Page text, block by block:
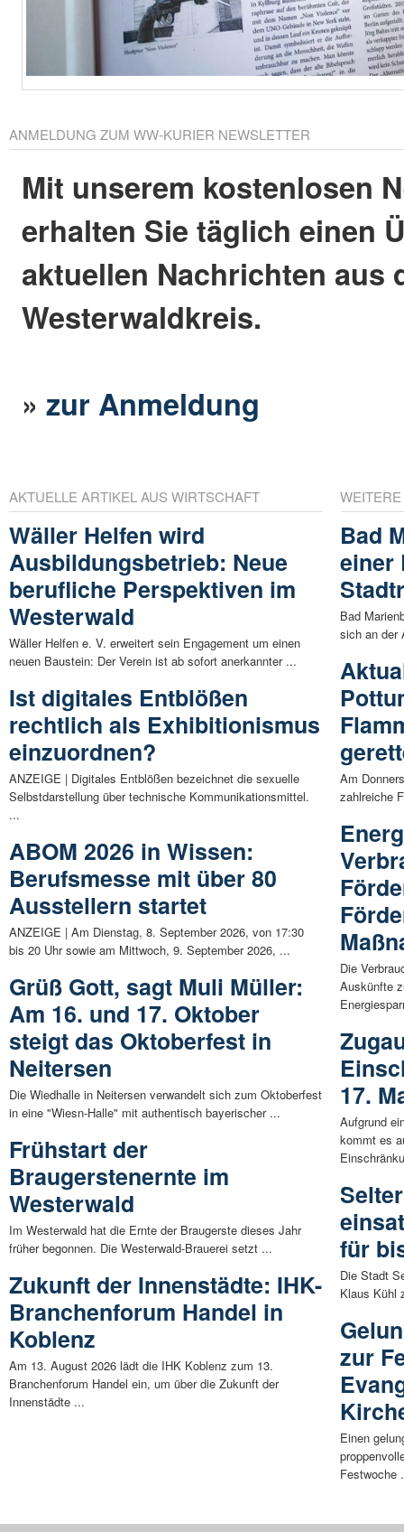
ANMELDUNG ZUM WW-KURIER NEWSLETTER
Mit unserem kostenlosen
erhalten Sie täglich einen
aktuellen Nachrichten aus
Westerwaldkreis.
»zur Anmeldung
AKTUELLE ARTIKEL AUS WIRTSCHAFT
Wäller Helfen wird
Ausbildungsbetrieb: Neue
berufliche Perspektiven im
Westerwald
Wäller Helfen e. V. erweitert sein Engagement um einen
neuen Baustein: Der Verein ist ab sofort anerkannter ...
Ist digitales Entblößen
rechtlich als Exhibitionismus
einzuordnen?
ANZEIGE | Digitales Entblößen bezeichnet die sexuelle
Selbstdarstellung über technische Kommunikationsmittel.
...
ABOM 2026 in Wissen:
Berufsmesse mit über 80
Ausstellern startet
ANZEIGE | Am Dienstag, 8. September 2026, von 17:30
bis 20 Uhr sowie am Mittwoch, 9. September 2026, ...
Grüß Gott, sagt Muli Müller:
Am 16. und 17. Oktober
steigt das Oktoberfest in
Neitersen
Die Wiedhalle in Neitersen verwandelt sich zum Oktoberfest
in eine "Wiesn-Halle" mit authentisch bayerischer ...
Frühstart der
Braugerstenernte im
Westerwald
Im Westerwald hat die Ernte der Braugerste dieses Jahr
früher begonnen. Die Westerwald-Brauerei setzt ...
Zukunft der Innenstädte: IHK-
Branchenforum Handel in
Koblenz
Am 13. August 2026 lädt die IHK Koblenz zum 13.
Branchenforum Handel ein, um über die Zukunft der
Innenstädte ...
Bad
einer
Bad
sich an der
Am
zahlreiche
Die
Auskünfte
17.
Aufgrund
kommt es
für
Die Stadt
Klaus Kühl
zur
Einen
Festwoche